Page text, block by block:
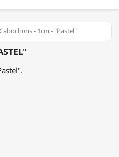
- 1cm - "Pastel"